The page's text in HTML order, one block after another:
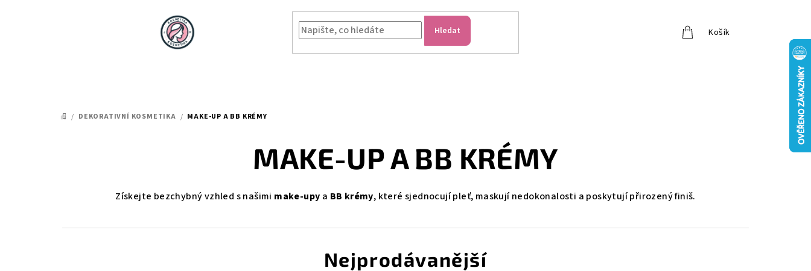
Hledat Košík
DOMŮ
/ DEKORATIVNÍ KOSMETIKA / MAKE-UP A BB KRÉMY
MAKE-UP A BB KRÉMY
Získejte bezchybný vzhled s našimi make-upy a BB krémy, které sjednocují pleť, maskují nedokonalosti a poskytují přirozený finiš.
Nejprodávanější